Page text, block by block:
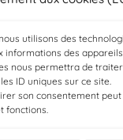
utilisons des
informations des
nous permettra de
ID uniques sur ce site.
son consentement
fonctions.Developed by